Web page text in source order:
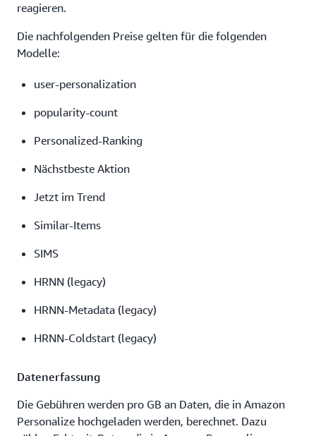
reagieren.
Die nachfolgenden Preise gelten für die folgenden
Modelle:
user-personalization
popularity-count
Personalized-Ranking
Nächstbeste Aktion
Jetzt im Trend
Similar-Items
SIMS
HRNN (legacy)
HRNN-Metadata (legacy)
HRNN-Coldstart (legacy)
Datenerfassung
Die Gebühren werden pro GB an Daten, die in Amazon
Personalize hochgeladen werden, berechnet. Dazu